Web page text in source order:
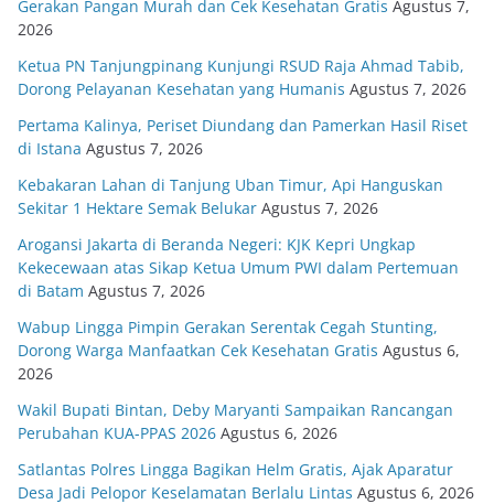
Gerakan Pangan Murah dan Cek Kesehatan Gratis Agustus 7,
2026
Ketua PN Tanjungpinang Kunjungi RSUD Raja Ahmad Tabib,
Dorong Pelayanan Kesehatan yang Humanis Agustus 7, 2026
Pertama Kalinya, Periset Diundang dan Pamerkan Hasil Riset
di Istana Agustus 7, 2026
Kebakaran Lahan di Tanjung Uban Timur, Api Hanguskan
Sekitar 1 Hektare Semak Belukar Agustus 7, 2026
Arogansi Jakarta di Beranda Negeri: KJK Kepri Ungkap
Kekecewaan atas Sikap Ketua Umum PWI dalam Pertemuan
di Batam Agustus 7, 2026
Wabup Lingga Pimpin Gerakan Serentak Cegah Stunting,
Dorong Warga Manfaatkan Cek Kesehatan Gratis Agustus 6,
2026
Wakil Bupati Bintan, Deby Maryanti Sampaikan Rancangan
Perubahan KUA-PPAS 2026 Agustus 6, 2026
Satlantas Polres Lingga Bagikan Helm Gratis, Ajak Aparatur
Desa Jadi Pelopor Keselamatan Berlalu Lintas Agustus 6, 2026